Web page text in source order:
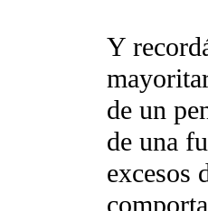
Y
de un
de una
excesos